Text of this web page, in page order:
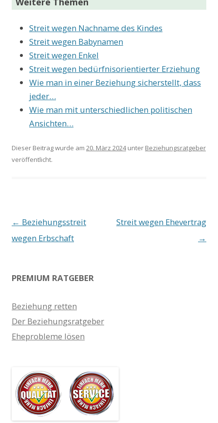
Streit wegen Nachname des Kindes
Streit wegen Babynamen
Streit wegen Enkel
Streit wegen bedürfnisorientierter Erziehung
Wie man in einer Beziehung sicherstellt, dass
jeder…
Wie man mit unterschiedlichen politischen
Ansichten…
Dieser Beitrag wurde am 20. März 2024unter Beziehungsratgeber
veröffentlicht.
Beitrags-
Navigation
← Beziehungsstreit
wegen Erbschaft
Streit wegen Ehevertrag
→
PREMIUM RATGEBER
Beziehung retten
Der Beziehungsratgeber
Eheprobleme lösen